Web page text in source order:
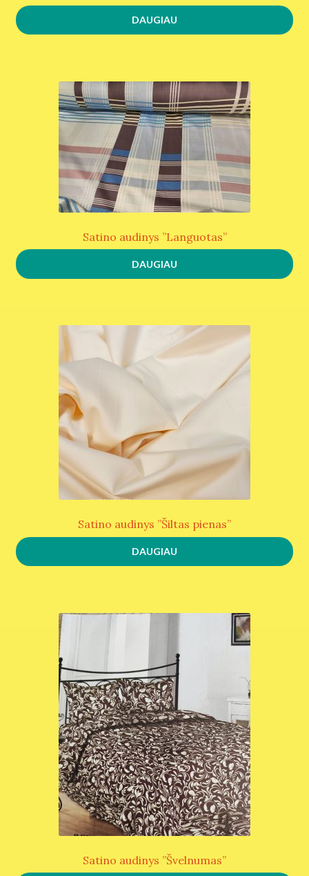
DAUGIAU
Satino audinys ”Languotas”
DAUGIAU
Satino audinys ”Šiltas pienas”
DAUGIAU
Satino audinys ”Švelnumas”